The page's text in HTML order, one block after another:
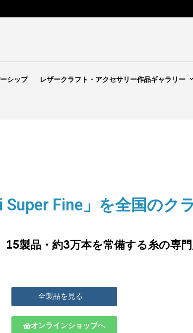
シップ レザークラフト・アクセサリー作品ギャラリー
Super Fine」を全国のク
製品・約3万本を常備する糸の専門
全製品を見る
オンラインショップへ